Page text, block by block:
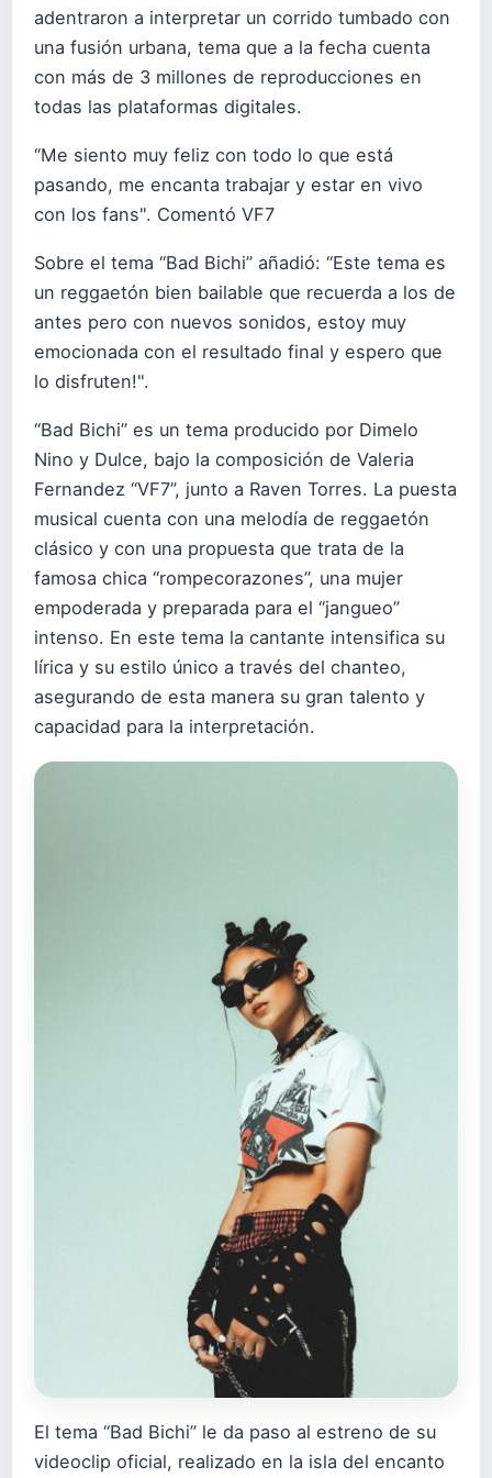
adentraron a interpretar un corrido tumbado con
una fusión urbana, tema que a la fecha cuenta
con más de 3 millones de reproducciones en
todas las plataformas digitales.
“Me siento muy feliz con todo lo que está
pasando, me encanta trabajar y estar en vivo
con los fans". Comentó VF7
Sobre el tema “Bad Bichi” añadió: “Este tema es
un reggaetón bien bailable que recuerda a los de
antes pero con nuevos sonidos, estoy muy
emocionada con el resultado final y espero que
lo disfruten!".
“Bad Bichi” es un tema producido por Dimelo
Nino y Dulce, bajo la composición de Valeria
Fernandez “VF7”, junto a Raven Torres. La puesta
musical cuenta con una melodía de reggaetón
clásico y con una propuesta que trata de la
famosa chica “rompecorazones”, una mujer
empoderada y preparada para el “jangueo”
intenso. En este tema la cantante intensifica su
lírica y su estilo único a través del chanteo,
asegurando de esta manera su gran talento y
capacidad para la interpretación.
El tema “Bad Bichi” le da paso al estreno de su
videoclip oficial, realizado en la isla del encanto